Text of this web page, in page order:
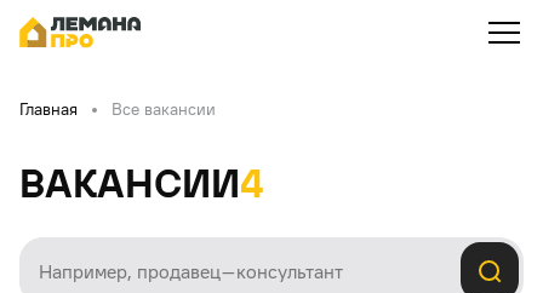
Главная Все вакансии
Вакансии4